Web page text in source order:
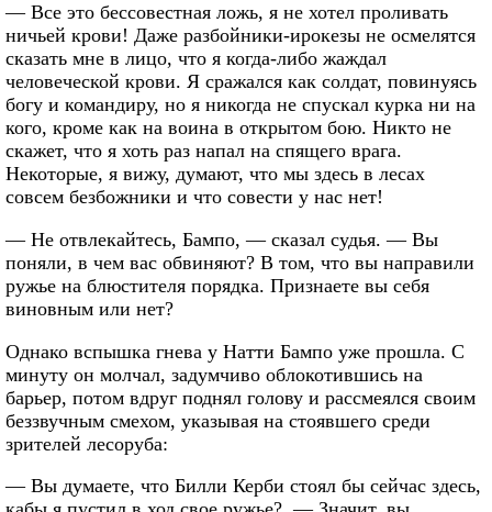
— Все это бессовестная ложь, я не хотел проливать
ничьей крови! Даже разбойники-ирокезы не осмелятся
сказать мне в лицо, что я когда-либо жаждал
человеческой крови. Я сражался как солдат, повинуясь
богу и командиру, но я никогда не спускал курка ни на
кого, кроме как на воина в открытом бою. Никто не
скажет, что я хоть раз напал на спящего врага.
Некоторые, я вижу, думают, что мы здесь в лесах
совсем безбожники и что совести у нас нет!
— Не отвлекайтесь, Бампо, — сказал судья. — Вы
поняли, в чем вас обвиняют? В том, что вы направили
ружье на блюстителя порядка. Признаете вы себя
виновным или нет?
Однако вспышка гнева у Натти Бампо уже прошла. С
минуту он молчал, задумчиво облокотившись на
барьер, потом вдруг поднял голову и рассмеялся своим
беззвучным смехом, указывая на стоявшего среди
зрителей лесоруба:
— Вы думаете, что Билли Керби стоял бы сейчас здесь,